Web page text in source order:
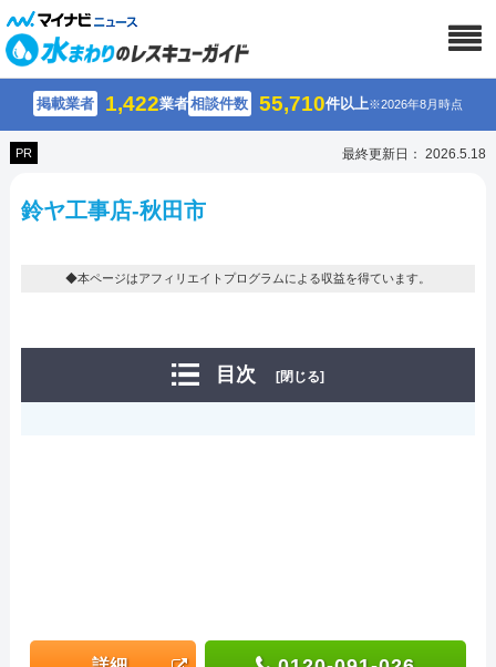
掲載業者 1,422業者相談件数 55,710件以上※2026年8月時点
PR 最終更新日： 2026.5.18
鈴ヤ工事店-秋田市
◆本ページはアフィリエイトプログラムによる収益を得ています。
目次 [閉じる]